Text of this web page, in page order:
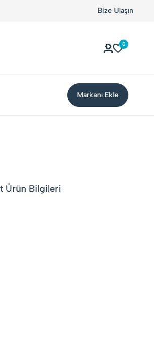
Bize Ulaşın
0
Markanı Ekle
Ürün Bilgileri